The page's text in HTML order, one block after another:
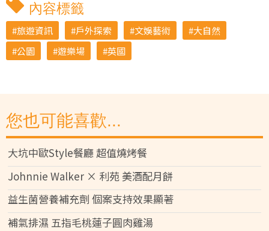
內容標籤
旅遊資訊 戶外探索 文娛藝術
大自然
公園
遊樂場 英國
您也可能喜歡...
大坑中歐Style餐廳 超值燒烤餐
Johnnie Walker × 利苑 美酒配月餅
益生菌營養補充劑 個案支持效果顯著
補氣排濕 五指毛桃蓮子圓肉雞湯